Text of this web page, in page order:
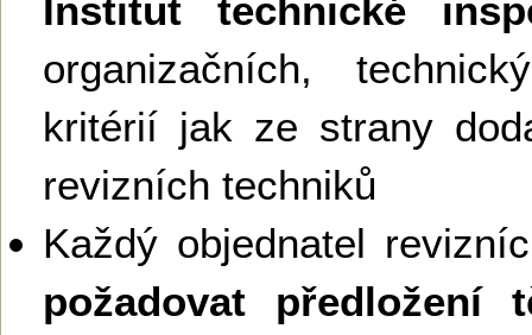
Institut technické
organizačních,
kritérií jak ze strany
revizních techniků
Každý objednatel
požadovat předložení